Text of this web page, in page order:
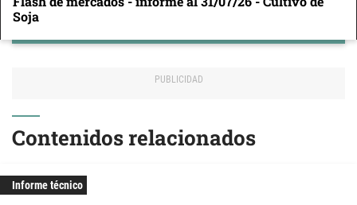
Soja
Contenidos relacionados
Informe técnico